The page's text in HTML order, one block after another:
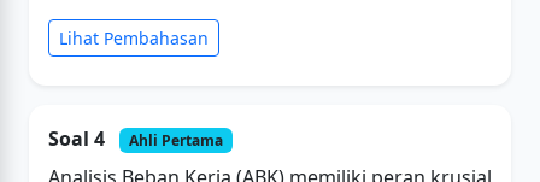
Lihat Pembahasan
Soal 4 Ahli Pertama